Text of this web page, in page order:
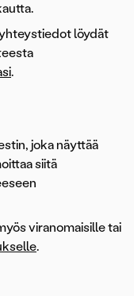
löydät
.
joka näyttää
siitä
viranomaisille tai
.